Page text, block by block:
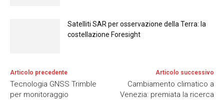
Satelliti SAR per osservazione della Terra: la
costellazione Foresight
Articolo precedente
Tecnologia GNSS Trimble
per monitoraggio
Articolo successivo
Cambiamento climatico a
Venezia: premiata la ricerca